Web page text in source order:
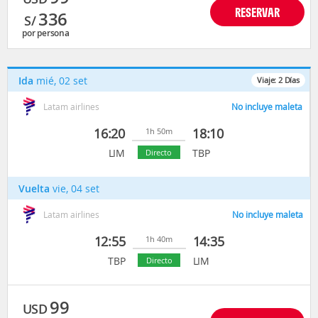
S/ 336
por persona
RESERVAR
Viaje: 2 Días
Ida mié, 02 set
Latam airlines No incluye maleta
16:20
LIM
1h 50m
Directo
18:10
TBP
Vuelta vie, 04 set
Latam airlines No incluye maleta
12:55
TBP
1h 40m
Directo
14:35
LIM
USD 99